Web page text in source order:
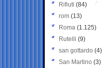
Rifiuti (84)
rom (13)
Roma (1.125)
Rutelli (9)
san gottardo (4)
San Martino (3)